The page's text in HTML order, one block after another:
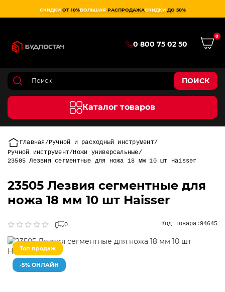
СКИДКИ ОТ 10%БОЛЬШАЯ РАСПРОДАЖАСКИДКИ ДО 50%
0 800 75 02 50
0
ПОИСК
Каталог товаров
Главная
Ручной и расходный инструмент
Ручной инструмент Ножи универсальные
23505 Лезвия сегментные для ножа 18 мм 10 шт Haisser
23505 Лезвия сегментные для
ножа 18 мм 10 шт Haisser
0 Код товара:94645
Топ продаж
-5% ОНЛАЙН